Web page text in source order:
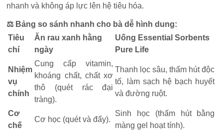
nhanh và không áp lực lên hệ tiêu hóa.
⚖️ Bảng so sánh nhanh cho bà dễ hình dung:
Tiêu
chí
Ăn rau xanh hằng
ngày
Uống Essential Sorbents
Pure Life
Nhiệm
vụ
chính
Cung cấp vitamin,
khoáng chất, chất xơ
thô (quét rác đại
tràng).
Thanh lọc sâu, thấm hút độc
tố, làm sạch hệ bạch huyết
và đường ruột.
Cơ
chế
Cơ học (quét và đẩy).
Sinh học (thấm hút bằng
màng gel hoạt tính).